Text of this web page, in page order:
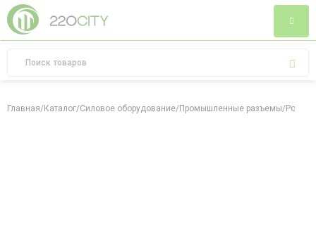
Главная/Каталог/Силовое оборудование/Промышленные разъемы/